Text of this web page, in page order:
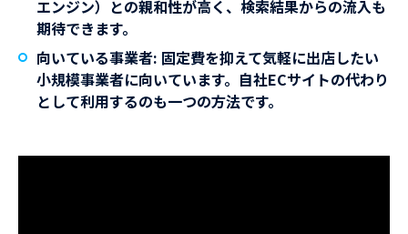
エンジン）との親和性が高く、検索結果からの流入も
期待できます。
向いている事業者: 固定費を抑えて気軽に出店したい
小規模事業者に向いています。自社ECサイトの代わり
として利用するのも一つの方法です。